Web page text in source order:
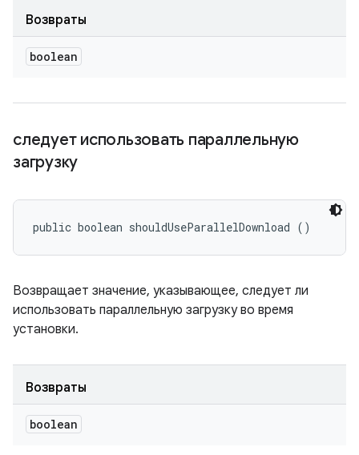
Возвраты
boolean
следует использовать параллельную
загрузку
public boolean shouldUseParallelDownload ()
Возвращает значение, указывающее, следует ли
использовать параллельную загрузку во время
установки.
Возвраты
boolean